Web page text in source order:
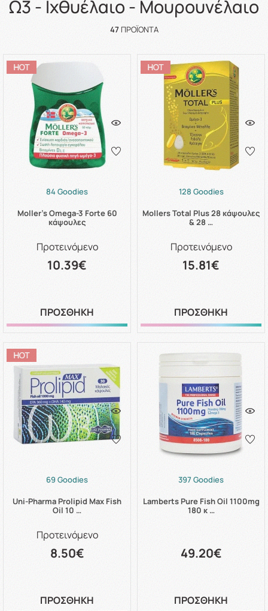
Ω3 - Ιχθυέλαιο - Μουρουνέλαιο
47ΠΡΟΪΌΝΤΑ
84 Goodies
Moller's Omega-3 Forte 60
κάψουλες
Προτεινόμενο
10.39€
ΠΡΟΣΘΗΚΗ
128 Goodies
Mollers Total Plus 28 κάψουλες
& 28 …
Προτεινόμενο
15.81€
ΠΡΟΣΘΗΚΗ
69 Goodies
Uni-Pharma Prolipid Max Fish
Oil 10 …
Προτεινόμενο
8.50€
ΠΡΟΣΘΗΚΗ
397 Goodies
Lamberts Pure Fish Oil 1100mg
180 κ …
49.20€
ΠΡΟΣΘΗΚΗ